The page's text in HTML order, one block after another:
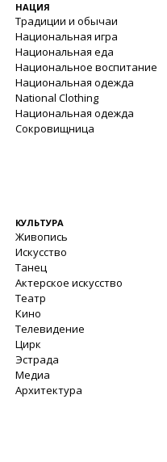
НАЦИЯ
Традиции и обычаи
Национальная игра
Национальная еда
Национальное воспитание
Национальная одежда
National Clothing
Национальная одежда
Сокровищница
КУЛЬТУРА
Живопись
Искусство
Танец
Актерское искусство
Театр
Кино
Телевидение
Цирк
Эстрада
Медиа
Архитектура